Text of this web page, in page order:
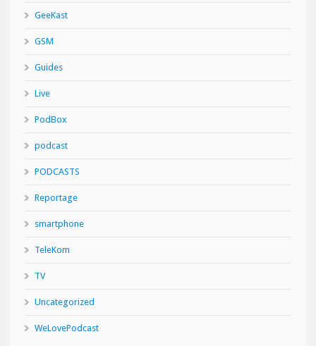
GeeKast
GSM
Guides
Live
PodBox
podcast
PODCASTS
Reportage
smartphone
TeleKom
TV
Uncategorized
WeLovePodcast